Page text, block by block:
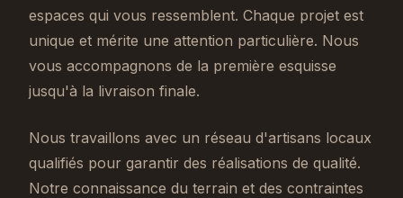
espaces qui vous ressemblent. Chaque projet est
unique et mérite une attention particulière. Nous
vous accompagnons de la première esquisse
jusqu'à la livraison finale.
Nous travaillons avec un réseau d'artisans locaux
qualifiés pour garantir des réalisations de qualité.
Notre connaissance du terrain et des contraintes